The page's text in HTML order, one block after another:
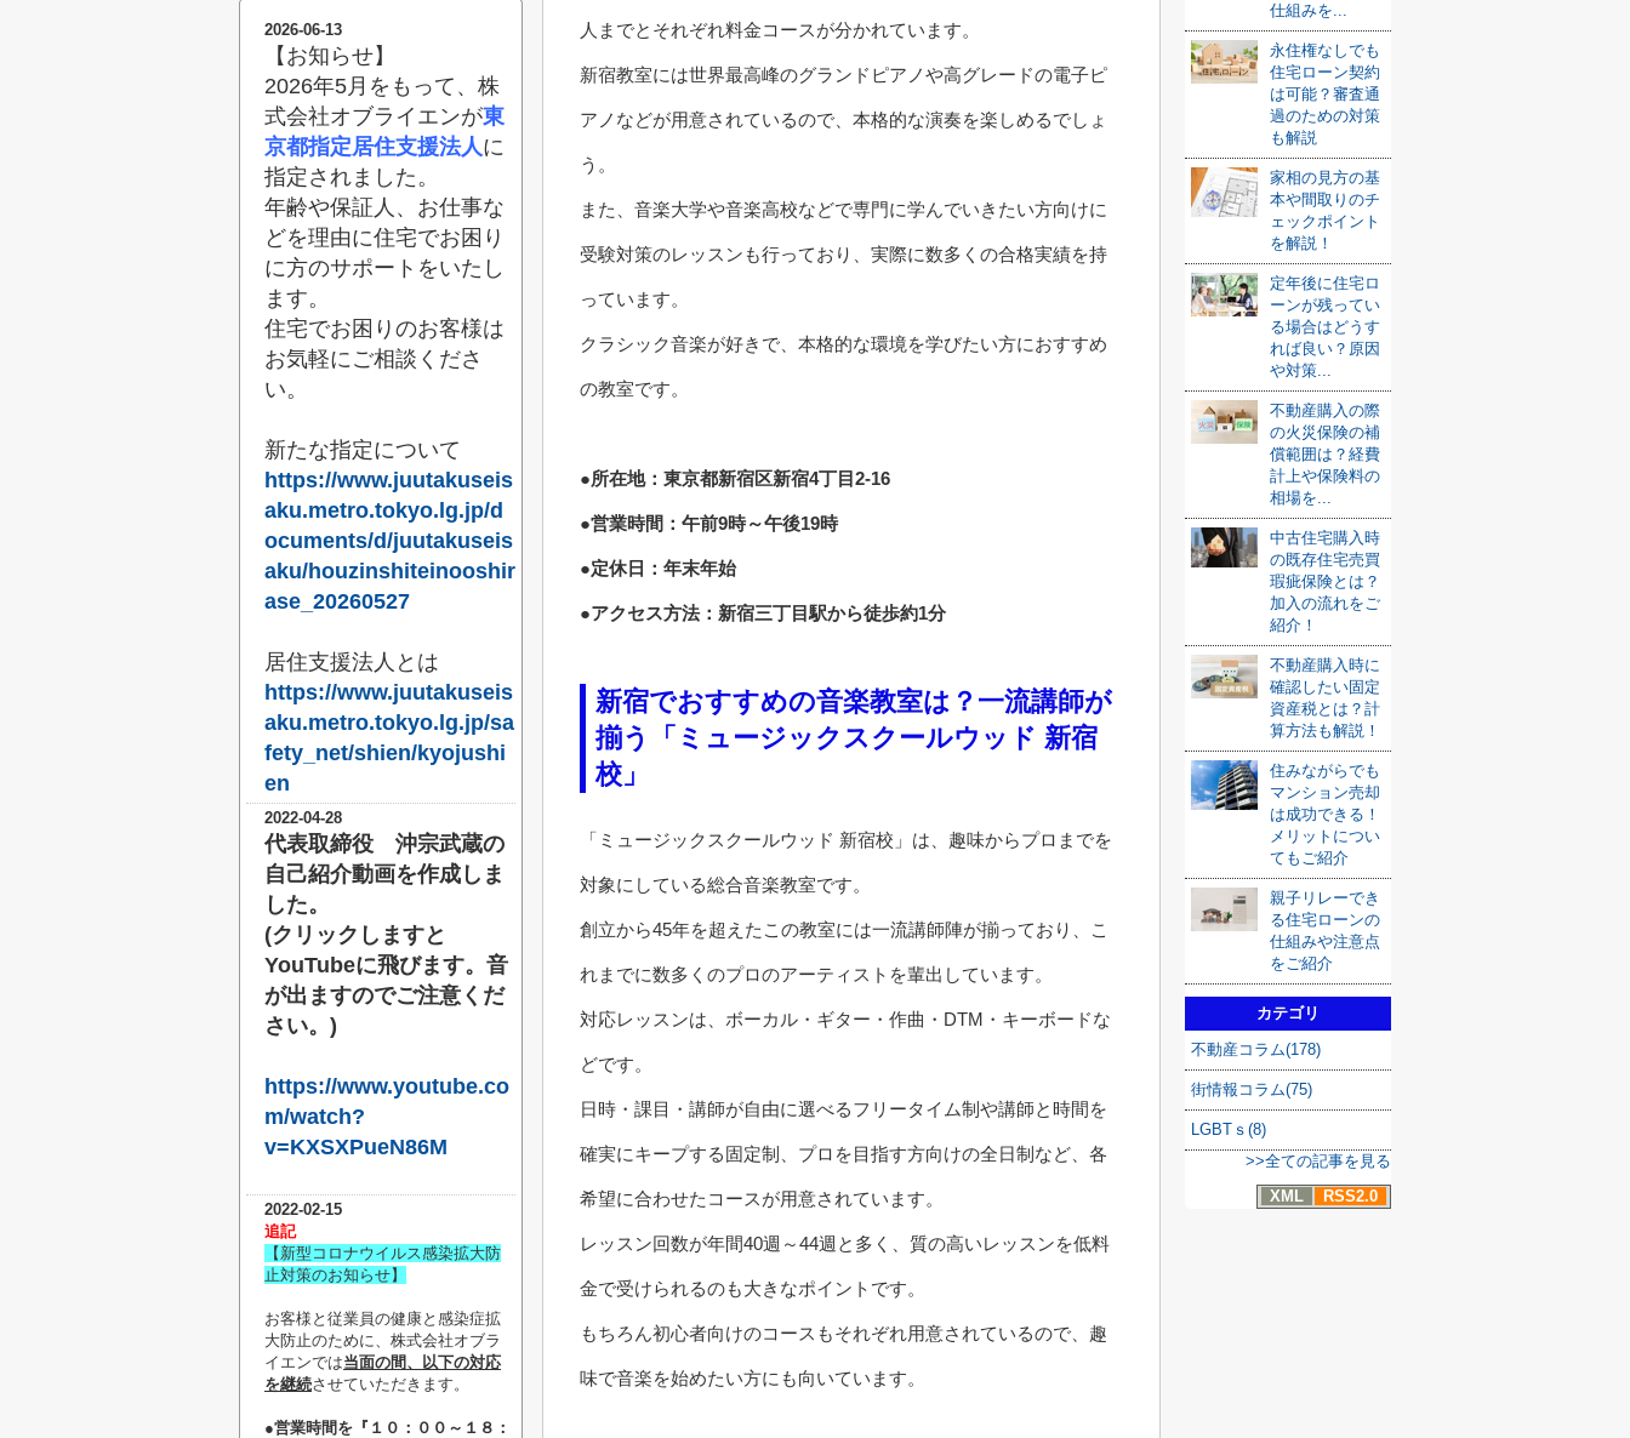
人までとそれぞれ料金コースが分かれています。
新宿教室には世界最高峰のグランドピアノや高グレードの電子ピ
アノなどが用意されているので、本格的な演奏を楽しめるでしょ
う。
また、音楽大学や音楽高校などで専門に学んでいきたい方向けに
受験対策のレッスンも行っており、実際に数多くの合格実績を持
っています。
クラシック音楽が好きで、本格的な環境を学びたい方におすすめ
の教室です。
●所在地：東京都新宿区新宿4丁目2-16
●営業時間：午前9時～午後19時
●定休日：年末年始
●アクセス方法：新宿三丁目駅から徒歩約1分
新宿でおすすめの音楽教室は？一流講師が
揃う「ミュージックスクールウッド 新宿
校」
「ミュージックスクールウッド 新宿校」は、趣味からプロまでを
対象にしている総合音楽教室です。
創立から45年を超えたこの教室には一流講師陣が揃っており、こ
れまでに数多くのプロのアーティストを輩出しています。
対応レッスンは、ボーカル・ギター・作曲・DTM・キーボードな
どです。
日時・課目・講師が自由に選べるフリータイム制や講師と時間を
確実にキープする固定制、プロを目指す方向けの全日制など、各
希望に合わせたコースが用意されています。
レッスン回数が年間40週～44週と多く、質の高いレッスンを低料
金で受けられるのも大きなポイントです。
もちろん初心者向けのコースもそれぞれ用意されているので、趣
味で音楽を始めたい方にも向いています。
仕組みを...
永住権なしでも
住宅ローン契約
は可能？審査通
過のための対策
も解説
家相の見方の基
本や間取りのチ
ェックポイント
を解説！
定年後に住宅ロ
ーンが残ってい
る場合はどうす
れば良い？原因
や対策...
不動産購入の際
の火災保険の補
償範囲は？経費
計上や保険料の
相場を...
中古住宅購入時
の既存住宅売買
瑕疵保険とは？
加入の流れをご
紹介！
不動産購入時に
確認したい固定
資産税とは？計
算方法も解説！
住みながらでも
マンション売却
は成功できる！
メリットについ
てもご紹介
親子リレーでき
る住宅ローンの
仕組みや注意点
をご紹介
カテゴリ
不動産コラム(178)
街情報コラム(75)
LGBTｓ(8)
>>全ての記事を見る
XML
RSS2.0
2026-06-13
【お知らせ】
2026年5月をもって、株
式会社オブライエンが東
京都指定居住支援法人に
指定されました。
年齢や保証人、お仕事な
どを理由に住宅でお困り
に方のサポートをいたし
ます。
住宅でお困りのお客様は
お気軽にご相談くださ
い。
新たな指定について
https://www.juutakuseis
aku.metro.tokyo.lg.jp/d
ocuments/d/juutakuseis
aku/houzinshiteinooshir
ase_20260527
居住支援法人とは
https://www.juutakuseis
aku.metro.tokyo.lg.jp/sa
fety_net/shien/kyojushi
en
2022-04-28
代表取締役 沖宗武蔵の
自己紹介動画を作成しま
した。
(クリックしますと
YouTubeに飛びます。音
が出ますのでご注意くだ
さい。)
https://www.youtube.co
m/watch?
v=KXSXPueN86M
2022-02-15
追記
【新型コロナウイルス感染拡大防
止対策のお知らせ】
お客様と従業員の健康と感染症拡
大防止のために、株式会社オブラ
イエンでは当面の間、以下の対応
を継続させていただきます。
●営業時間を『１０：００～１８：